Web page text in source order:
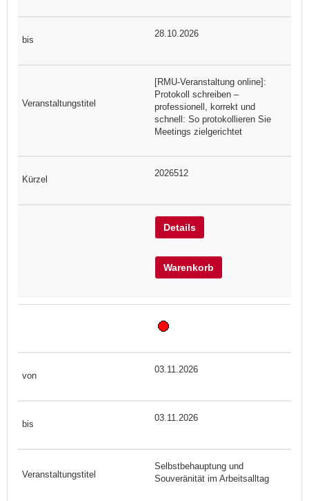
28.10.2026
[RMU-Veranstaltung online]:
Protokoll schreiben –
professionell, korrekt und
schnell: So protokollieren Sie
Meetings zielgerichtet
2026512
Details
Warenkorb
03.11.2026
03.11.2026
Selbstbehauptung und
Souveränität im Arbeitsalltag